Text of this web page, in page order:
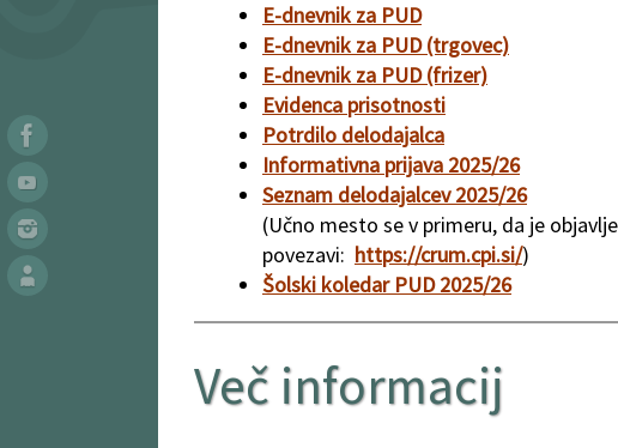
E-dnevnik za PUD
E-dnevnik za PUD (trgovec)
E-dnevnik za PUD (frizer)
Evidenca prisotnosti
Potrdilo delodajalca
Informativna prijava 2025/26
Seznam delodajalcev 2025/26
(Učno mesto se v primeru, da je
povezavi: https://crum.cpi.si/)
Šolski koledar PUD 2025/26
Več informacij